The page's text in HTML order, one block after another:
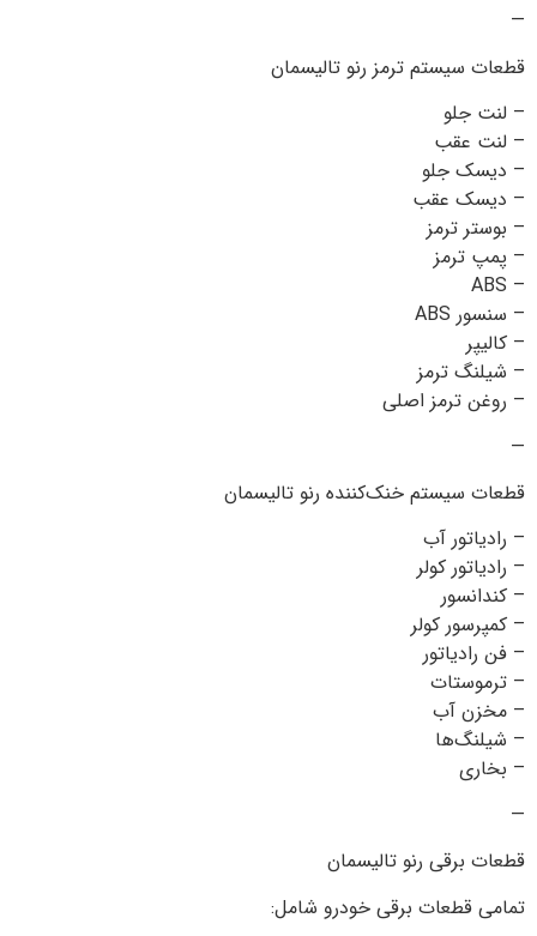
—
قطعات سیستم ترمز رنو تالیسمان
– لنت جلو
– لنت عقب
– دیسک جلو
– دیسک عقب
– بوستر ترمز
– پمپ ترمز
– ABS
– سنسور ABS
– کالیپر
– شیلنگ ترمز
– روغن ترمز اصلی
—
قطعات سیستم خنک‌کننده رنو تالیسمان
– رادیاتور آب
– رادیاتور کولر
– کندانسور
– کمپرسور کولر
– فن رادیاتور
– ترموستات
– مخزن آب
– شیلنگ‌ها
– بخاری
—
قطعات برقی رنو تالیسمان
تمامی قطعات برقی خودرو شامل: